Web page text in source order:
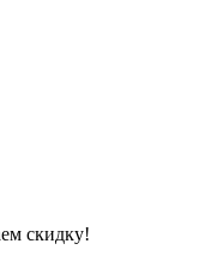
скидку!